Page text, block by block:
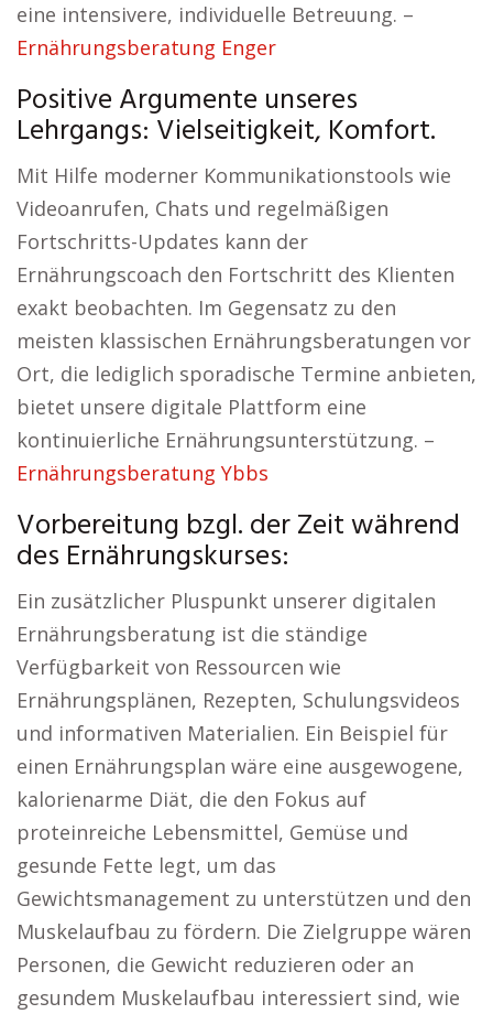
eine intensivere, individuelle Betreuung. –
Ernährungsberatung Enger
Positive Argumente unseres
Lehrgangs: Vielseitigkeit, Komfort.
Mit Hilfe moderner Kommunikationstools wie
Videoanrufen, Chats und regelmäßigen
Fortschritts-Updates kann der
Ernährungscoach den Fortschritt des Klienten
exakt beobachten. Im Gegensatz zu den
meisten klassischen Ernährungsberatungen vor
Ort, die lediglich sporadische Termine anbieten,
bietet unsere digitale Plattform eine
kontinuierliche Ernährungsunterstützung. –
Ernährungsberatung Ybbs
Vorbereitung bzgl. der Zeit während
des Ernährungskurses:
Ein zusätzlicher Pluspunkt unserer digitalen
Ernährungsberatung ist die ständige
Verfügbarkeit von Ressourcen wie
Ernährungsplänen, Rezepten, Schulungsvideos
und informativen Materialien. Ein Beispiel für
einen Ernährungsplan wäre eine ausgewogene,
kalorienarme Diät, die den Fokus auf
proteinreiche Lebensmittel, Gemüse und
gesunde Fette legt, um das
Gewichtsmanagement zu unterstützen und den
Muskelaufbau zu fördern. Die Zielgruppe wären
Personen, die Gewicht reduzieren oder an
gesundem Muskelaufbau interessiert sind, wie